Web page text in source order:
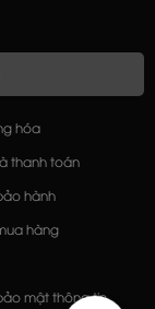
hóa
thanh toán
hành
hàng
mật thông tin